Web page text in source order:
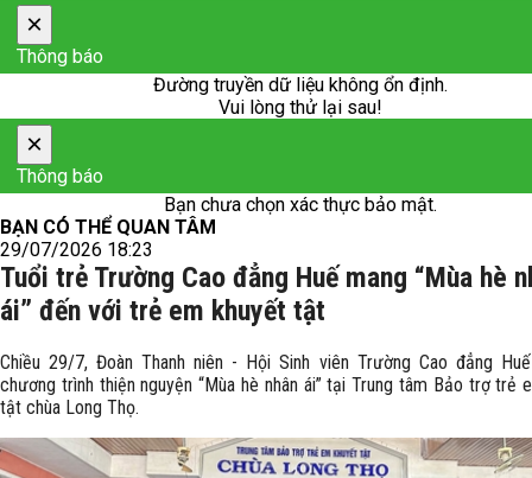
×
Thông báo
Đường truyền dữ liệu không ổn định.
Vui lòng thử lại sau!
×
Thông báo
Bạn chưa chọn xác thực bảo mật.
BẠN CÓ THỂ QUAN TÂM
29/07/2026 18:23
Tuổi trẻ Trường Cao đẳng Huế mang “Mùa hè
ái” đến với trẻ em khuyết tật
Chiều 29/7, Đoàn Thanh niên - Hội Sinh viên Trường Cao đẳng
chương trình thiện nguyện “Mùa hè nhân ái” tại Trung tâm Bảo trợ trẻ
tật chùa Long Thọ.